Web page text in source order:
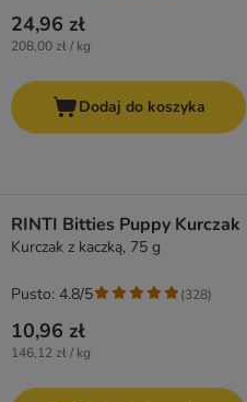
24,96 zł
208,00 zł / kg
Dodaj do koszyka
RINTI Bitties Puppy Kurczak
Kurczak z kaczką, 75 g
10,96 zł
146,12 zł / kg
Pusto: 4.8/5 (328)